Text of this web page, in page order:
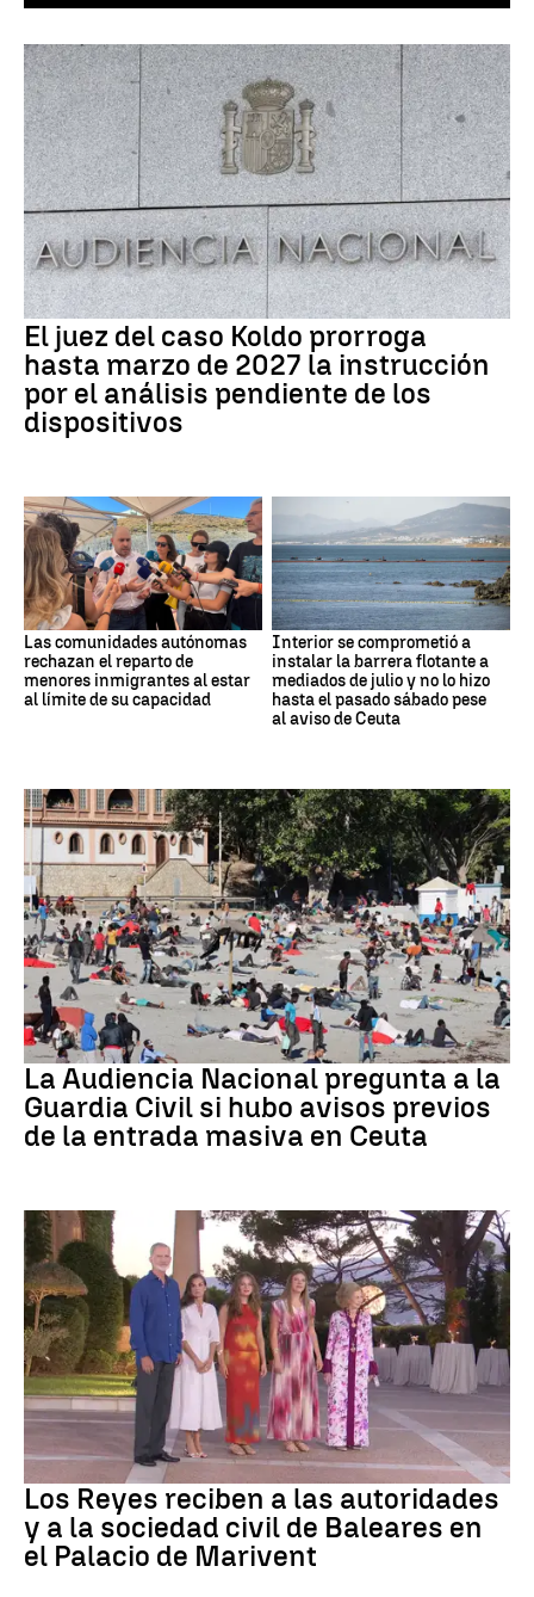
El juez del caso Koldo prorroga
hasta marzo de 2027 la instrucción
por el análisis pendiente de los
dispositivos
Las comunidades autónomas
rechazan el reparto de
menores inmigrantes al estar
al límite de su capacidad
Interior se comprometió a
instalar la barrera flotante a
mediados de julio y no lo hizo
hasta el pasado sábado pese
al aviso de Ceuta
Crisis migratoria
La Audiencia Nacional pregunta a la
Guardia Civil si hubo avisos previos
de la entrada masiva en Ceuta
Los Reyes reciben a las autoridades
y a la sociedad civil de Baleares en
el Palacio de Marivent